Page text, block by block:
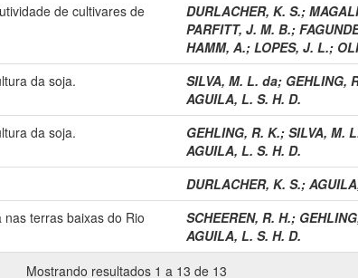
de cultivares de
DURLACHER, K. S.;
PARFITT, J. M. B.;
HAMM, A.; LOPES, J. L.;
da soja. SILVA, M. L. da; GEHLING,
AGUILA, L. S. H. D.
da soja. GEHLING, R. K.; SILVA, M.
AGUILA, L. S. H. D.
DURLACHER, K. S.;
terras baixas do Rio
SCHEEREN, R. H.;
AGUILA, L. S. H. D.
Mostrando resultados 1 a 13 de 13